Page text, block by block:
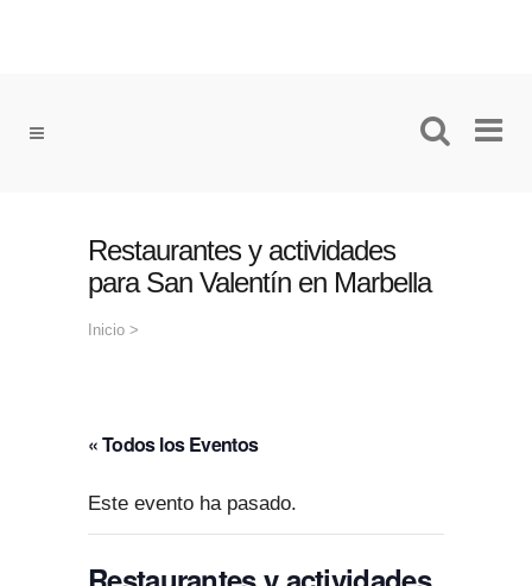
Restaurantes y actividades
para San Valentín en Marbella
Inicio >
« Todos los Eventos
Este evento ha pasado.